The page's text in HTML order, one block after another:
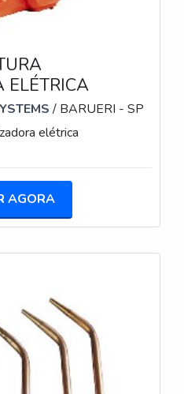
ELÉTRICA
/ BARUERI - SP
elétrica
AGORA